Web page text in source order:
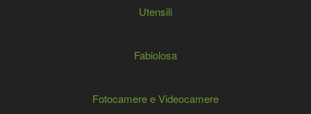
Utensili
Fabiolosa
Fotocamere e Videocamere